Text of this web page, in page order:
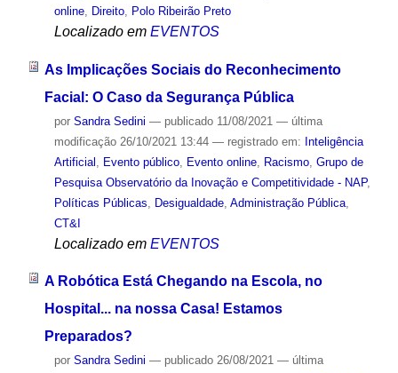
online, Direito, Polo Ribeirão Preto
Localizado em EVENTOS
As Implicações Sociais do Reconhecimento
Facial: O Caso da Segurança Pública
por Sandra Sedini — publicado11/08/2021 — última
modificação26/10/2021 13:44 — registrado em: Inteligência
Artificial
Evento público, Evento online, Racismo, Grupo de
Pesquisa Observatório da Inovação e Competitividade - NAP,
Políticas Públicas
Desigualdade, Administração Pública,
CT&I
Localizado em EVENTOS
A Robótica Está Chegando na Escola, no
Hospital... na nossa Casa! Estamos
Preparados?
por Sandra Sedini — publicado26/08/2021 — última